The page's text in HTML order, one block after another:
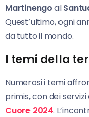
Martinengo al
Quest’ultimo, ogni
da tutto il mondo.
I temi della
Numerosi i temi
primis, con dei
Cuore 2024.